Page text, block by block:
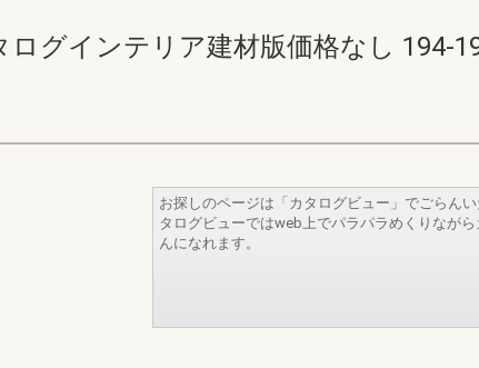
グインテリア建材版価格なし 194-
お探しのページは「カタログビュー」でごらん
タログビューではweb上でパラパラめくりながら
んになれます。